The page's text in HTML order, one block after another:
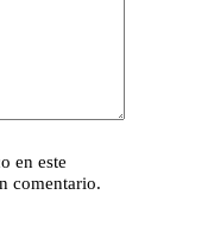
en este
comentario.